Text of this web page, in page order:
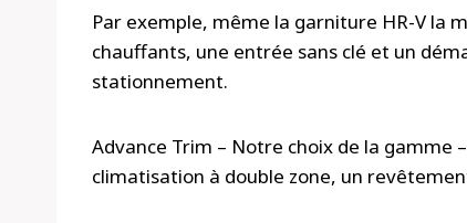
Par exemple, même la garniture HR-V la
chauffants, une entrée sans clé et un
stationnement.
Advance Trim – Notre choix de la
climatisation à double zone, un